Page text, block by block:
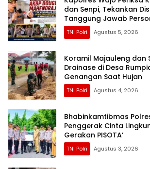
dan Senpi, Tekankan
Tanggung Jawab
TNI Polri Agustus 5, 2026
Koramil Majauleng dan
Drainase di Desa
Genangan Saat Hujan
TNI Polri Agustus 4, 2026
Bhabinkamtibmas
Penggerak Cinta
Gerakan PISOTA’
TNI Polri Agustus 3, 2026